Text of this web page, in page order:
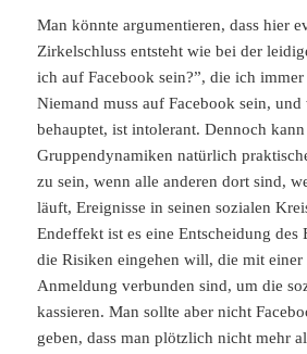
Man könnte argumentieren, dass hier
Zirkelschluss entsteht wie bei der
ich auf Facebook sein?”, die ich
Niemand muss auf Facebook sein, und
behauptet, ist intolerant. Dennoch
Gruppendynamiken natürlich
zu sein, wenn alle anderen dort sind,
läuft, Ereignisse in seinen sozialen
Endeffekt ist es eine Entscheidung des
die Risiken eingehen will, die mit einer
Anmeldung verbunden sind, um die
kassieren. Man sollte aber nicht
geben, dass man plötzlich nicht mehr